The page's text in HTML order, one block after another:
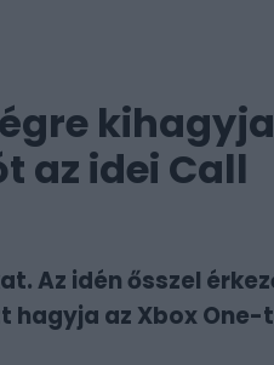
kihagyja
az idei Call
Az idén ősszel
hagyja az Xbox One-t